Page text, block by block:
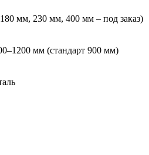
мм, 230 мм, 400 мм – под заказ)
мм (стандарт 900 мм)